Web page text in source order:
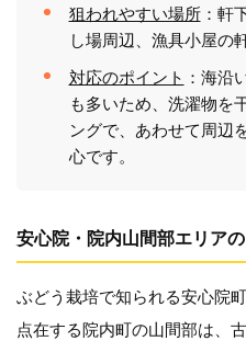
狙われやすい場所：軒
し場周辺、漁具小屋の
対応のポイント ：海沿
も多いため、洗濯物を
ングで、あわせて周辺
心です。
安心院・院内山間部エリア
ぶどう栽培で知られる安心院
点在する院内町の山間部は、